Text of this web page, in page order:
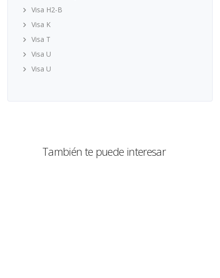
Visa H2-B
Visa K
Visa T
Visa U
Visa U
También te puede interesar